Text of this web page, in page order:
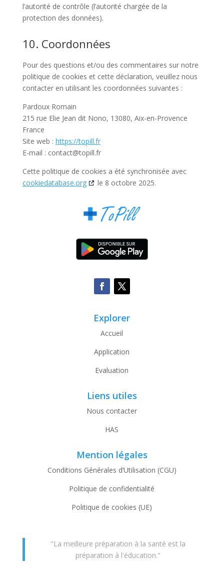
l’autorité de contrôle (l’autorité chargée de la
protection des données).
10. Coordonnées
Pour des questions et/ou des commentaires sur notre
politique de cookies et cette déclaration, veuillez nous
contacter en utilisant les coordonnées suivantes :
Pardoux Romain
215 rue Elie Jean dit Nono, 13080, Aix-en-Provence
France
Site web : https://topill.fr
E-mail : contact@topill.fr
Cette politique de cookies a été synchronisée avec
cookiedatabase.org
le 8 octobre 2025.
Explorer
Accueil
Application
Evaluation
Liens utiles
Nous contacter
HAS
Mention légales
Conditions Générales d’Utilisation (CGU)
Politique de confidentialité
Politique de cookies (UE)
"La meilleure préparation à la santé est la
préparation à l'éducation."